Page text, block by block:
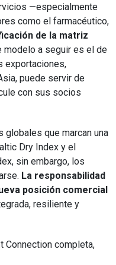
—especialmente
como el farmacéutico,
de la matriz
modelo a seguir es el de
exportaciones,
puede servir de
con sus socios
que marcan una
Dry Index y el
sin embargo, los
La responsabilidad
posición comercial
resiliente y
Connection completa,